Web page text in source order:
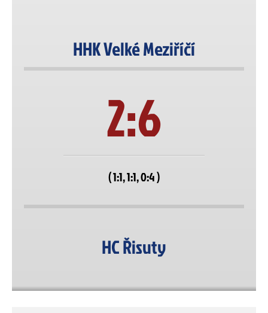
HHK Velké Meziříčí
2:6
( 1:1, 1:1, 0:4 )
HC Řisuty